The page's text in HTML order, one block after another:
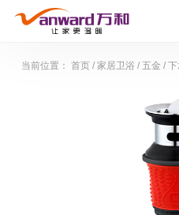
当前位置： 首页/ 家居卫浴 / 五金 / 下